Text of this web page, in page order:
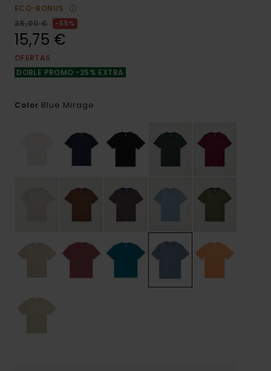
ECO-BONUS
35,00 €
55%
15,75 €
OFERTAS
DOBLE PROMO -25% EXTRA
Color Blue Mirage